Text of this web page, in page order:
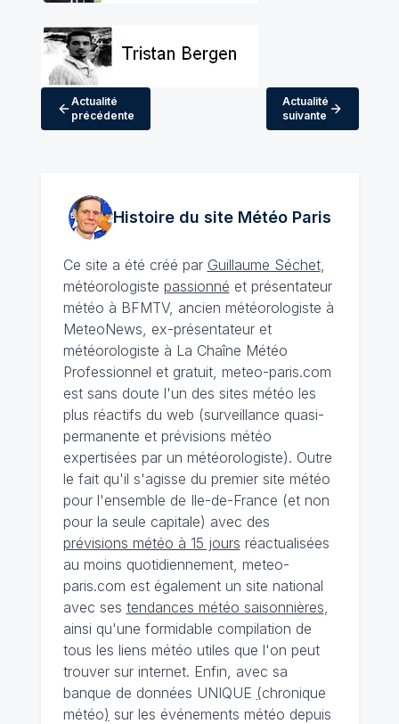
Actualité
précédente
Actualité
suivante
Histoire du site MétéoParis
Ce site a été créé par Guillaume Séchet,
météorologiste passionné et présentateur
météo à BFMTV, ancien météorologiste à
MeteoNews, ex-présentateur et
météorologiste à La Chaîne Météo
Professionnel et gratuit, meteo-paris.com
est sans doute l'un des sites météo les
plus réactifs du web (surveillance quasi-
permanente et prévisions météo
expertisées par un météorologiste). Outre
le fait qu'il s'agisse du premier site météo
pour l'ensemble de Ile-de-France (et non
pour la seule capitale) avec des
prévisions météo à 15 jours réactualisées
au moins quotidiennement, meteo-
paris.com est également un site national
avec ses tendances météo saisonnières
ainsi qu'une formidable compilation de
tous les liens météo utiles que l'on peut
trouver sur internet. Enfin, avec sa
banque de données UNIQUE (chronique
météo) sur les événements météo depuis